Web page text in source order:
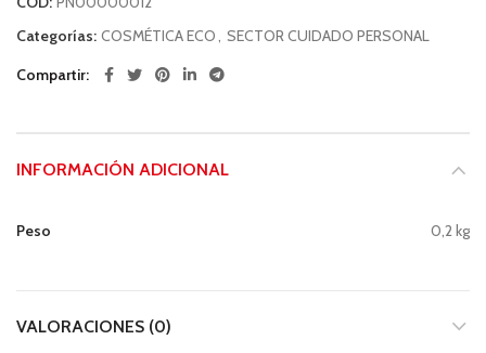
Categorías: COSMÉTICA ECO, SECTOR CUIDADO PERSONAL
Compartir
INFORMACIÓN ADICIONAL
Peso 0,2 kg
VALORACIONES (0)